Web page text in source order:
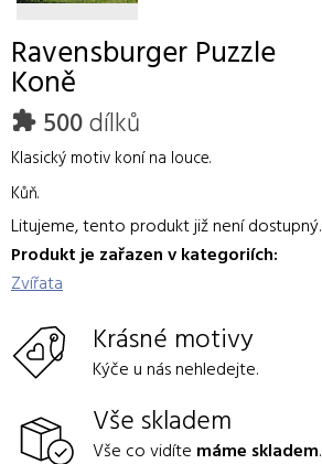
Ravensburger Puzzle
Koně
500dílků
Klasický motiv koní na louce.
Kůň.
Litujeme, tento produkt již není dostupný.
Produkt je zařazen v kategoriích:
Zvířata
Krásné motivy
Kýče u nás nehledejte.
Vše skladem
Vše co vidíte máme skladem.